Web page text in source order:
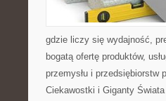
gdzie liczy się wydajność,
bogatą ofertę produktów,
przemysłu i przedsiębiorstw
Ciekawostki i Giganty